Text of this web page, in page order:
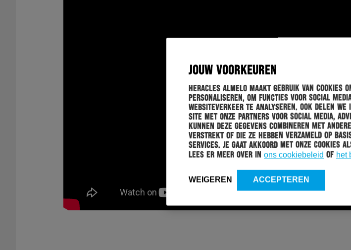
JOUW VOORKEUREN
Heracles Almelo maakt gebruik van cookies
personaliseren, om functies voor social
websiteverkeer te analyseren. Ook delen we
site met onze partners voor social media,
kunnen deze gegevens combineren met
verstrekt of die ze hebben verzameld op
services. Je gaat akkoord met onze cookies
Lees er meer over in ons cookiebeleid of het
WEIGEREN ACCEPTEREN